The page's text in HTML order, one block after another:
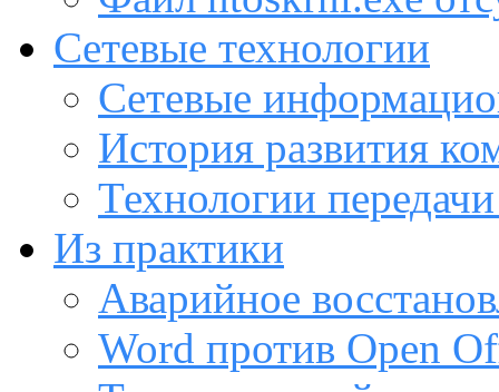
Сетевые технологии
Сетевые
История развития
Технологии
Из практики
Аварийное
Word против Open